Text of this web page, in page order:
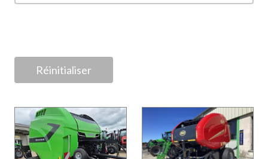
Réinitialiser